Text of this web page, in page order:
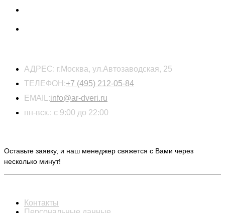
АДРЕС: г.Москва, ул.Автозаводская, 25
ТЕЛЕФОН:+7 (495) 212-05-84
EMAIL:info@ar-dveri.ru
пн-вск.: с 9:00 до 22:00
Оставьте заявку, и наш менеджер свяжется с Вами через
несколько минут!
Контакты